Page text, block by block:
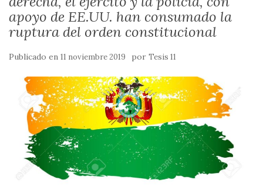
apoyo de EE.UU. han consumado la
ruptura del orden constitucional
Publicado en 11 noviembre 2019 por Tesis 11